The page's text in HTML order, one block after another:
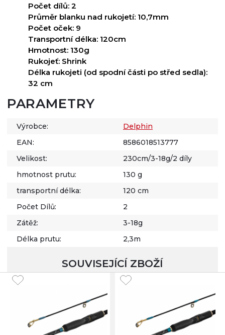
Počet dílů: 2
Průměr blanku nad rukojetí: 10,7mm
Počet oček: 9
Transportní délka: 120cm
Hmotnost: 130g
Rukojeť: Shrink
Délka rukojeti (od spodní části po střed sedla):
32 cm
PARAMETRY
Výrobce:
Delphin
EAN:
8586018513777
Velikost:
230cm/3-18g/2 díly
hmotnost prutu:
130 g
transportní délka:
120 cm
Počet Dílů:
2
Zátěž:
3-18g
Délka prutu:
2,3m
SOUVISEJÍCÍ ZBOŽÍ